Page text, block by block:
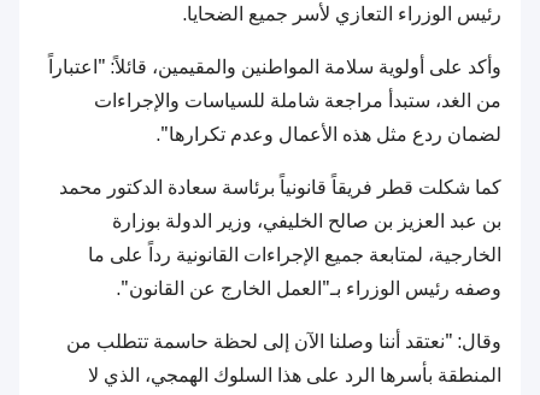
رئيس الوزراء التعازي لأسر جميع الضحايا.
وأكد على أولوية سلامة المواطنين والمقيمين، قائلاً: "اعتباراً
من الغد، ستبدأ مراجعة شاملة للسياسات والإجراءات
لضمان ردع مثل هذه الأعمال وعدم تكرارها".
كما شكلت قطر فريقاً قانونياً برئاسة سعادة الدكتور محمد
بن عبد العزيز بن صالح الخليفي، وزير الدولة بوزارة
الخارجية، لمتابعة جميع الإجراءات القانونية رداً على ما
وصفه رئيس الوزراء بـ"العمل الخارج عن القانون".
وقال: "نعتقد أننا وصلنا الآن إلى لحظة حاسمة تتطلب من
المنطقة بأسرها الرد على هذا السلوك الهمجي، الذي لا